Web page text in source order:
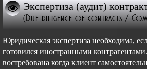
Экспертиза (аудит)
(Due diligence of contracts /
Юридическая экспертиза необходима,
готовился иностранными
востребована когда клиент